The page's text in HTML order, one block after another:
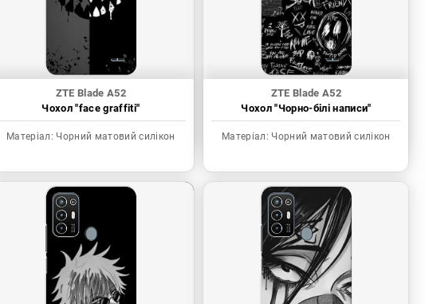
ZTE Blade A52
Чохол "face graffiti"
Матеріал: Чорний матовий силікон
ZTE Blade A52
Чохол "Чорно-білі написи"
Матеріал: Чорний матовий силікон